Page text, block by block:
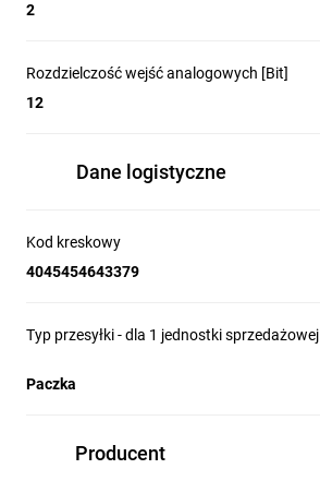
2
Rozdzielczość wejść analogowych [Bit]
12
Dane logistyczne
Kod kreskowy
4045454643379
Typ przesyłki - dla 1 jednostki sprzedażowej
Paczka
Producent